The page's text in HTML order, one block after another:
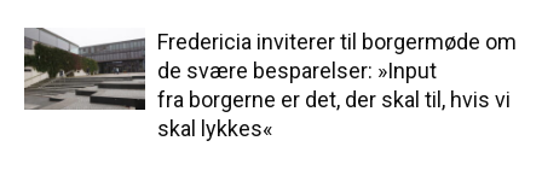
Fredericia inviterer til borgermøde om
de svære besparelser: »Input
fra borgerne er det, der skal til, hvis vi
skal lykkes«